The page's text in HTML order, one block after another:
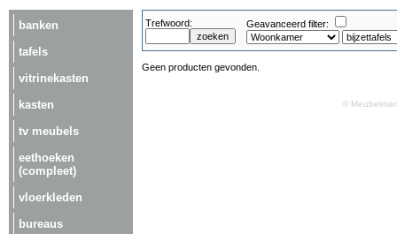
banken
tafels
vitrinekasten
kasten
tv meubels
eethoeken
(compleet)
vloerkleden
bureaus
Trefwoord: Geavanceerd filter:
Geen producten gevonden.
©